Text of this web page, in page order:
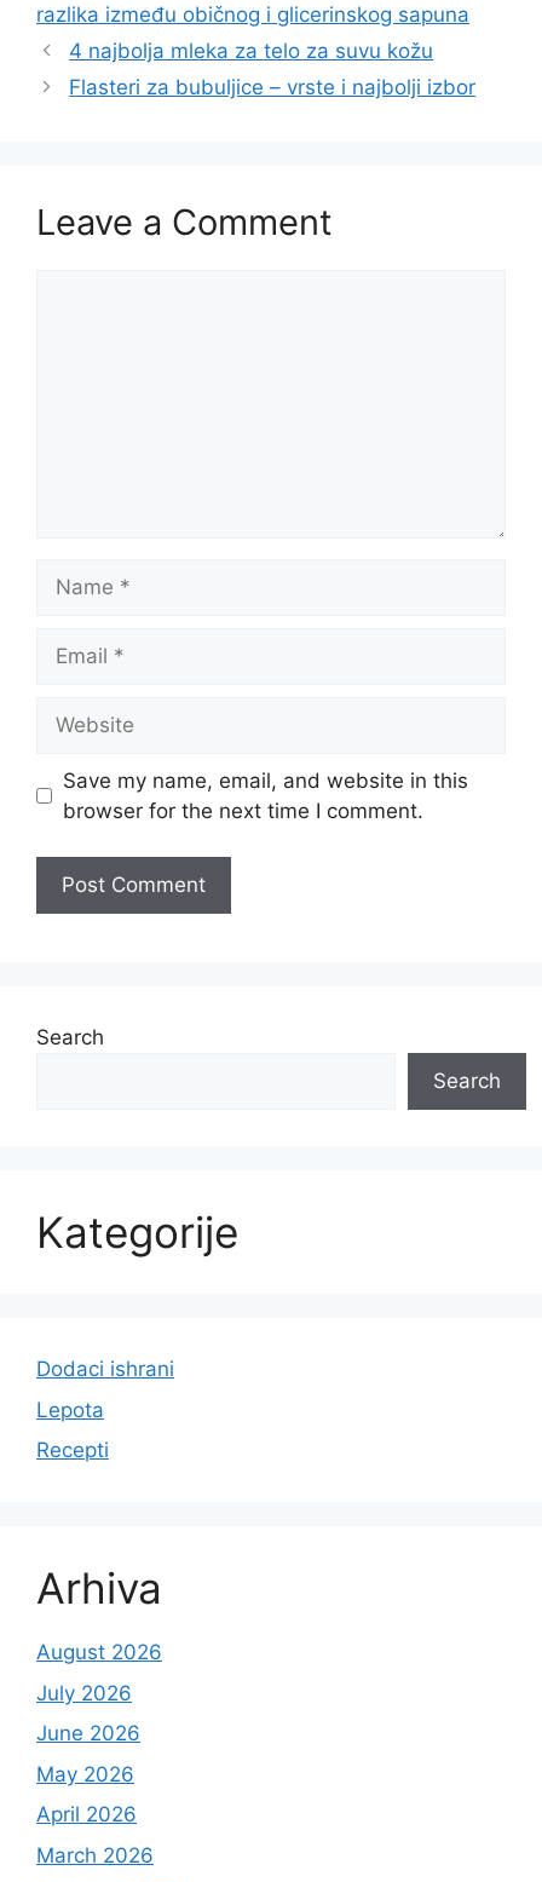
razlika između običnog i glicerinskog sapuna
4 najbolja mleka za telo za suvu kožu
Flasteri za bubuljice – vrste i najbolji izbor
Leave a Comment
Save my name, email, and website in this
browser for the next time I comment.
e
v
e
Search
Search
Kategorije
Dodaci ishrani
Lepota
Recepti
Arhiva
August 2026
July 2026
June 2026
May 2026
April 2026
March 2026